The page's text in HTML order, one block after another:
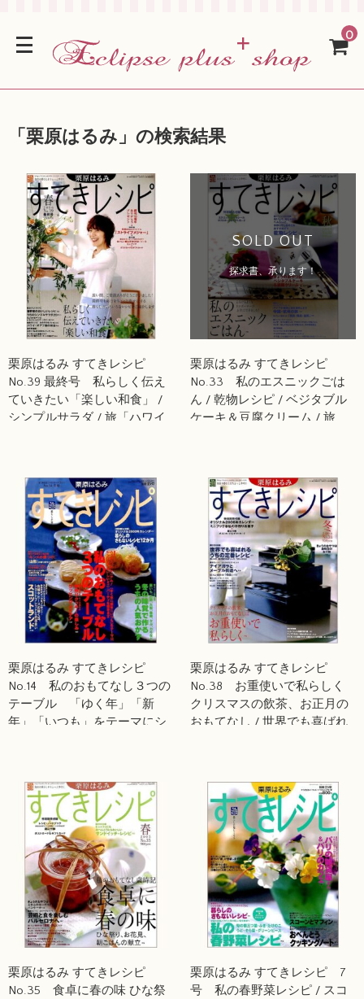
0
「 栗原はるみ」の検索結果
栗原はるみ すてきレシピ
No.39 最終号 私らしく伝え
ていきたい「楽しい和食」 /
シンプルサラダ / 旅「ハワイ
SOLD OUT
探求書、承ります！
栗原はるみ すてきレシピ
No.33 私のエスニックごは
ん / 乾物レシピ / ベジタブル
ケーキ＆豆腐クリーム / 旅
栗原はるみ すてきレシピ
No.14 私のおもてなし３つの
テーブル 「ゆく年」「新
年」「いつも」をテーマにシ
栗原はるみ すてきレシピ
No.38 お重使いで私らしく
クリスマスの飲茶、お正月の
おもてなし / 世界でも喜ばれ
栗原はるみ すてきレシピ
No.35 食卓に春の味 ひな祭
栗原はるみ すてきレシピ 7
号 私の春野菜レシピ / スコ